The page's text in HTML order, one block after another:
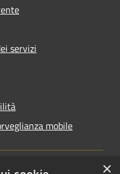
servizi
mobile
×